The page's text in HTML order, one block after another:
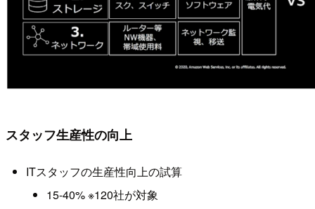
スタッフ生産性の向上
ITスタッフの生産性向上の試算
15-40% ※120社が対象